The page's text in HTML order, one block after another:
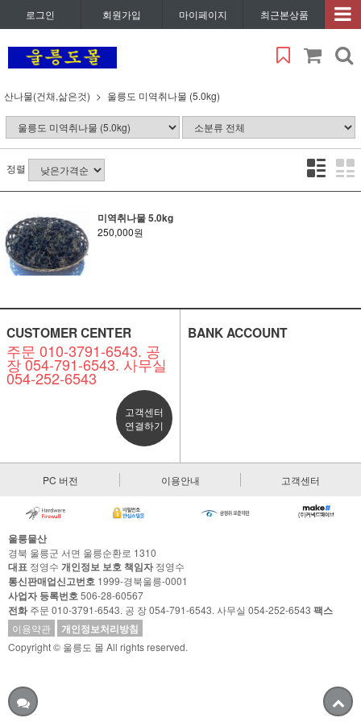
로그인 회원가입 마이페이지 최근본상품
산나물(건채,삶은것) 울릉도 미역취나물 (5.0kg)
정렬
미역취나물 5.0kg
250,000원
CUSTOMER CENTER
주문 010-3791-6543. 공
장 054-791-6543. 사무실
054-252-6543
고객센터
연결하기
BANK ACCOUNT
PC 버전 이용안내 고객센터
울릉물산
경북 울릉군 서면 울릉순환로 1310
대표 정영수 개인정보 보호 책임자정영수
통신판매업신고번호 1999-경북울릉-0001
사업자 등록번호506-28-60567
전화주문 010-3791-6543. 공 장 054-791-6543. 사무실 054-252-6543 팩스
이용약관 개인정보처리방침
Copyright © 울릉도 몰 All rights reserved.